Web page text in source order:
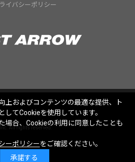
イバシーポリシー
All rights reserved.
上およびコンテンツの最適な提供、ト
してCookieを使用しています。
場合、Cookieの利用に同意したことも
ーポリシーをご確認ください。
承諾する